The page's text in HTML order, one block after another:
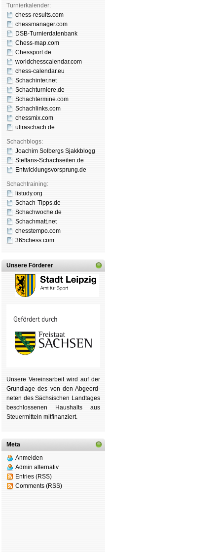
Turnierkalender:
chess-results.com
chessmanager.com
DSB-Turnierdatenbank
Chess-map.com
Chessport.de
worldchesscalendar.com
chess-calendar.eu
Schachinter.net
Schachturniere.de
Schachtermine.com
Schachlinks.com
chessmix.com
ultraschach.de
Schachblogs:
Joachim Solbergs Sjakkblogg
Steffans-Schachseiten.de
Entwicklungsvorsprung.de
Schachtraining:
listudy.org
Schach-Tipps.de
Schachwoche.de
Schachmatt.net
chesstempo.com
365chess.com
Unsere Förderer
Unsere Ver­eins­ar­beit wird auf der
Grund­lage des von den Ab­ge­ord­
ne­ten des Säch­si­schen Land­tages
be­schlos­se­nen Haus­halts aus
Steu­er­mitteln mit­fi­nan­ziert.
Meta
Anmelden
Admin alternativ
Entries (RSS)
Comments (RSS)